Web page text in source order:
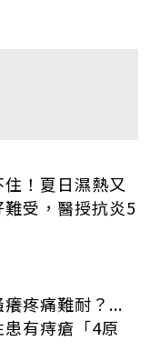
！夏日濕熱又
受，醫授抗炎5
疼痛難耐？...
有痔瘡「4原